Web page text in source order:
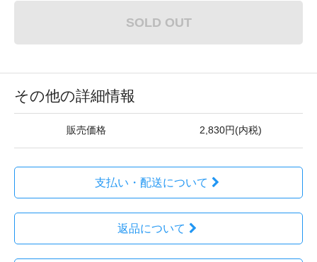
SOLD OUT
その他の詳細情報
販売価格 2,830円(内税)
支払い・配送について
返品について